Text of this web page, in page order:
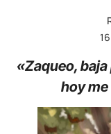
«Zaqueo,
hoy me